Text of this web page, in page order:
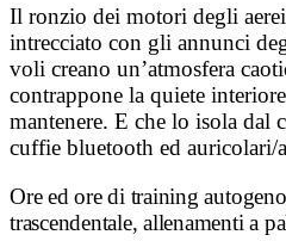
Il ronzio dei motori degli
intrecciato con gli annunci
voli creano un’atmosfera
contrappone la quiete
mantenere. E che lo isola dal
cuffie bluetooth ed auricolari/
Ore ed ore di training
trascendentale, allenamenti a